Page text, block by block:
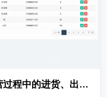
进销存系统-一款针对企业生产经营过程中的进货、出货、销售等进行全程跟踪管理的系统